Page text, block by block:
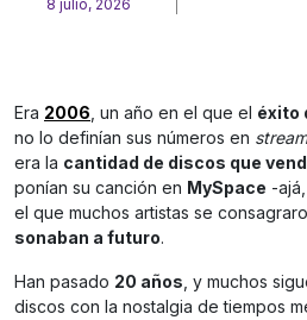
8 julio, 2026
Era 2006, un año en el que el éxito
no lo definían sus números en
era la cantidad de discos que
ponían su canción en MySpace -
el que muchos artistas se
sonaban a futuro.
Han pasado 20 años, y muchos
discos con la nostalgia de tiempos